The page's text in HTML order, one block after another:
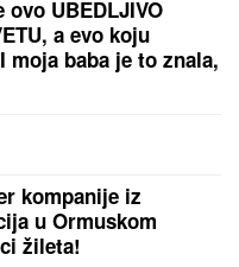
"Pali" pljačkaši
hranu, a onda je
(FOTO)
VELIČKOVIĆ
NEPRIJATNOST NA
kroz agoniju,